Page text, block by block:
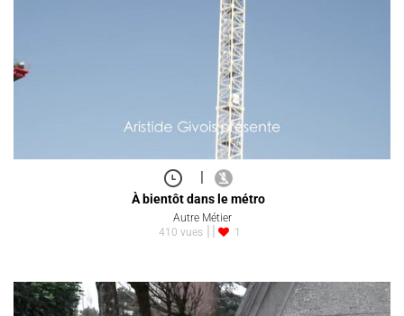
|
À bientôt dans le métro
Autre Métier
410 vues
1